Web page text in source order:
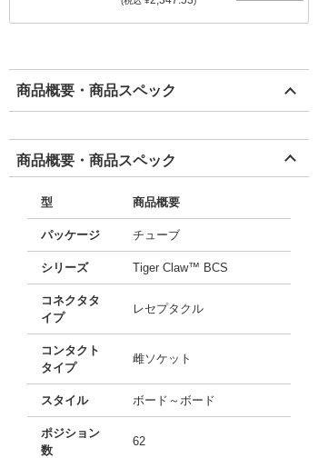
商品概要・商品スペック
商品概要・商品スペック
型 商品概要
パッケージ チューブ
シリーズ Tiger Claw™ BCS
コネクタタ
イプ
レセプタクル
コンタクト
タイプ
雌ソケット
スタイル ボード～ボード
ポジション
数
62